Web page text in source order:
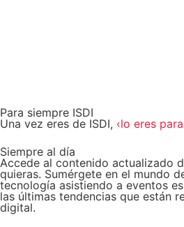
Para siempre ISDI
Una vez eres de ISDI, ‹lo eres
Siempre al día
Accede al contenido actualizado
quieras. Sumérgete en el mundo
tecnología asistiendo a eventos
las últimas tendencias que están
digital.​